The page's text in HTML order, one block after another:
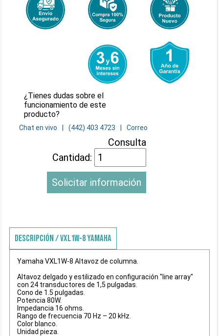
¿Tienes dudas sobre el
funcionamiento de este
producto?
Chat en vivo (442) 403 4723 Correo
Consulta
Cantidad:
Solicitar información
DESCRIPCIÓN / VXL1W-8 YAMAHA
Yamaha VXL1W-8 Altavoz de columna.
Altavoz delgado y estilizado en configuración "line array"
con 24 transductores de 1,5 pulgadas.
Cono de 1.5 pulgadas.
Potencia 80W.
Impedancia 16 ohms.
Rango de frecuencia 70 Hz – 20 kHz.
Color blanco.
Unidad pieza.